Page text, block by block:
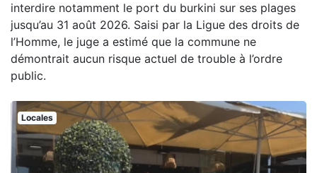
interdire notamment le port du burkini sur ses plages
jusqu’au 31 août 2026. Saisi par la Ligue des droits de
l’Homme, le juge a estimé que la commune ne
démontrait aucun risque actuel de trouble à l’ordre
public.
Locales